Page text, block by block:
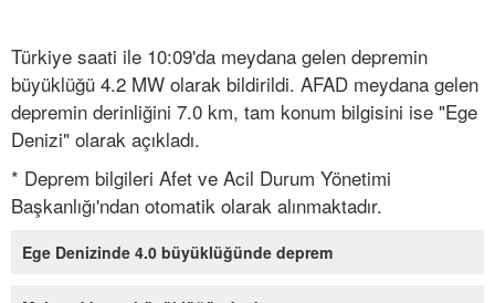
Türkiye saati ile 10:09'da meydana gelen depremin
büyüklüğü 4.2 MW olarak bildirildi. AFAD meydana gelen
depremin derinliğini 7.0 km, tam konum bilgisini ise "Ege
Denizi" olarak açıkladı.
* Deprem bilgileri Afet ve Acil Durum Yönetimi
Başkanlığı'ndan otomatik olarak alınmaktadır.
Ege Denizinde 4.0 büyüklüğünde deprem